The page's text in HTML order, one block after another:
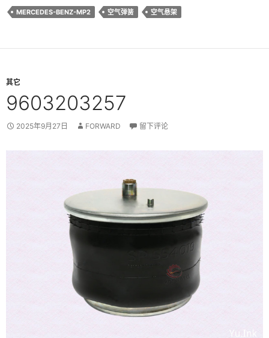
MERCEDES-BENZ-MP2 空气弹簧 空气悬架
其它
9603203257
2025年9月27日 FORWARD 留下评论